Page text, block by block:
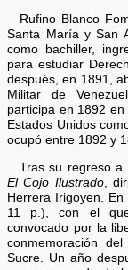
Rufino Blanco
Santa María y San
como bachiller,
para estudiar
después, en 1891,
Militar de
participa en 1892
Estados Unidos
ocupó entre 1892 y
Tras su regreso a
El Cojo Ilustrado,
Herrera Irigoyen.
11 p.), con el
convocado por la
conmemoración
Sucre. Un año